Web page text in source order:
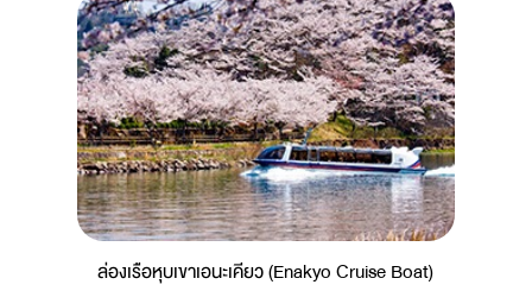
ล่องเรือหุบเขาเอนะเคียว (Enakyo Cruise Boat)